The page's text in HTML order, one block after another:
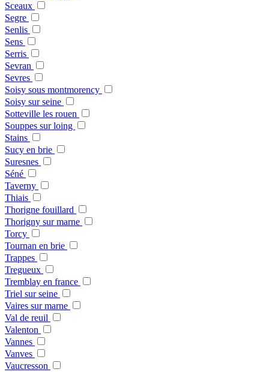
Sceaux
Segre
Senlis
Sens
Serris
Sevran
Sevres
Soisy sous montmorency
Soisy sur seine
Sotteville les rouen
Souppes sur loing
Stains
Sucy en brie
Suresnes
Séné
Taverny
Thiais
Thorigne fouillard
Thorigny sur marne
Torcy
Tournan en brie
Trappes
Tregueux
Tremblay en france
Triel sur seine
Vaires sur marne
Val de reuil
Valenton
Vannes
Vanves
Vaucresson